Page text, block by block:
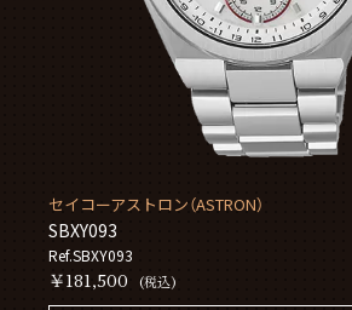
セイコーアストロン（ASTRON）
SBXY093
Ref.SBXY093
￥181,500 (税込)